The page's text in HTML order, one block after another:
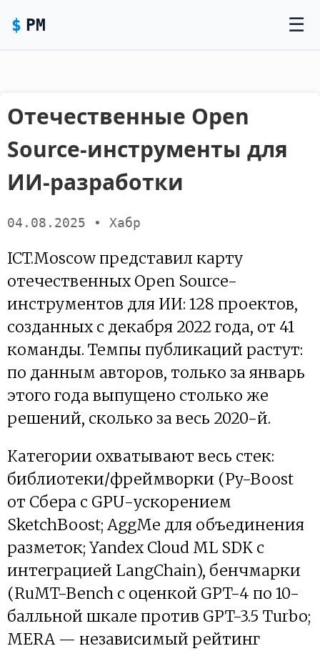
PM ☰
Отечественные Open
Source-инструменты для
ИИ-разработки
04.08.2025 • Хабр
ICT.Moscow представил карту
отечественных Open Source-
инструментов для ИИ: 128 проектов,
созданных с декабря 2022 года, от 41
команды. Темпы публикаций растут:
по данным авторов, только за январь
этого года выпущено столько же
решений, сколько за весь 2020-й.
Категории охватывают весь стек:
библиотеки/фреймворки (Py-Boost
от Сбера с GPU-ускорением
SketchBoost; AggMe для объединения
разметок; Yandex Cloud ML SDK с
интеграцией LangChain), бенчмарки
(RuMT-Bench с оценкой GPT-4 по 10-
балльной шкале против GPT-3.5 Turbo;
MERA — независимый рейтинг